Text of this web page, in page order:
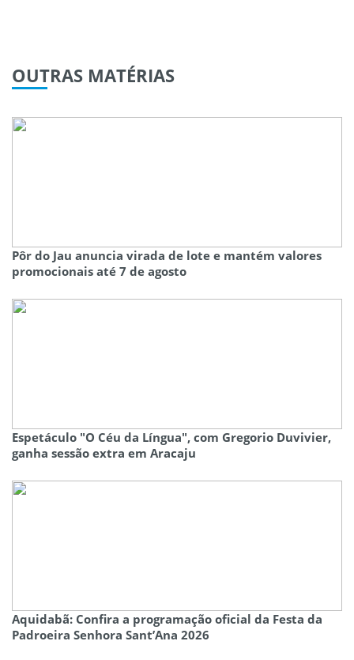
OUTRAS MATÉRIAS
Pôr do Jau anuncia virada de lote e mantém valores
promocionais até 7 de agosto
Espetáculo "O Céu da Língua", com Gregorio Duvivier,
ganha sessão extra em Aracaju
Aquidabã: Confira a programação oficial da Festa da
Padroeira Senhora Sant’Ana 2026